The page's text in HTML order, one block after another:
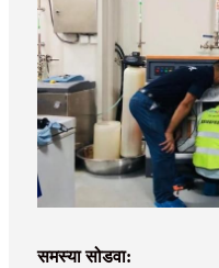
समस्या सोडवा: